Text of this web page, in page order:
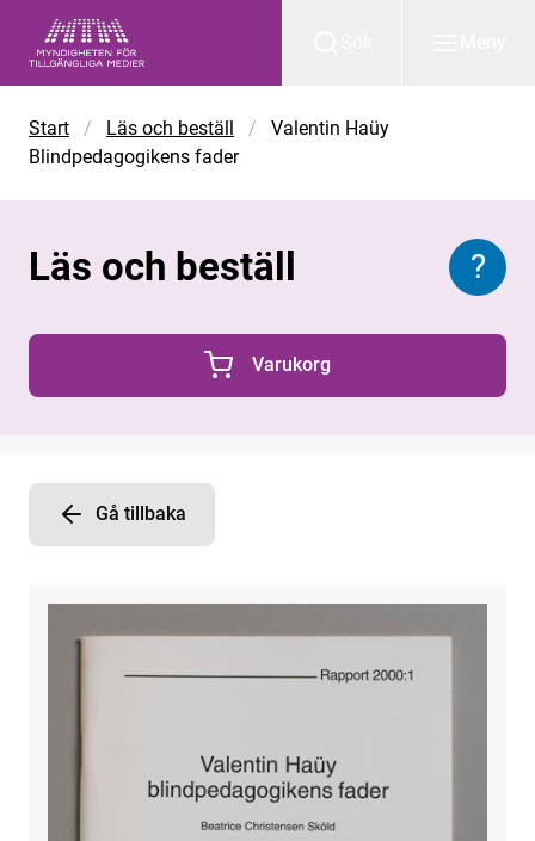
Start / Läs och beställ /
Valentin Haüy
Blindpedagogikens fader
Läs och beställ ?
0 Produkter i varukorgen
Varukorg
Gå tillbaka